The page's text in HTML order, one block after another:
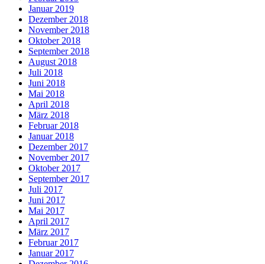
Januar 2019
Dezember 2018
November 2018
Oktober 2018
September 2018
August 2018
Juli 2018
Juni 2018
Mai 2018
April 2018
März 2018
Februar 2018
Januar 2018
Dezember 2017
November 2017
Oktober 2017
September 2017
Juli 2017
Juni 2017
Mai 2017
April 2017
März 2017
Februar 2017
Januar 2017